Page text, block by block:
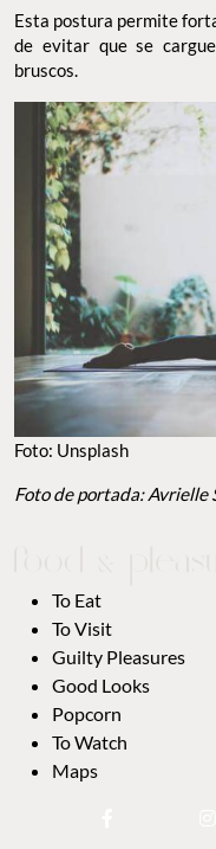
Esta postura permite
de evitar que se
bruscos.
Foto: Unsplash
Foto de portada: Avrielle
To Eat
To Visit
Guilty Pleasures
Good Looks
Popcorn
To Watch
Maps